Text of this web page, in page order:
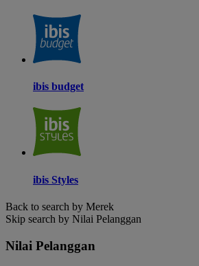
ibis budget
ibis Styles
Back to search by Merek
Skip search by Nilai Pelanggan
Nilai Pelanggan